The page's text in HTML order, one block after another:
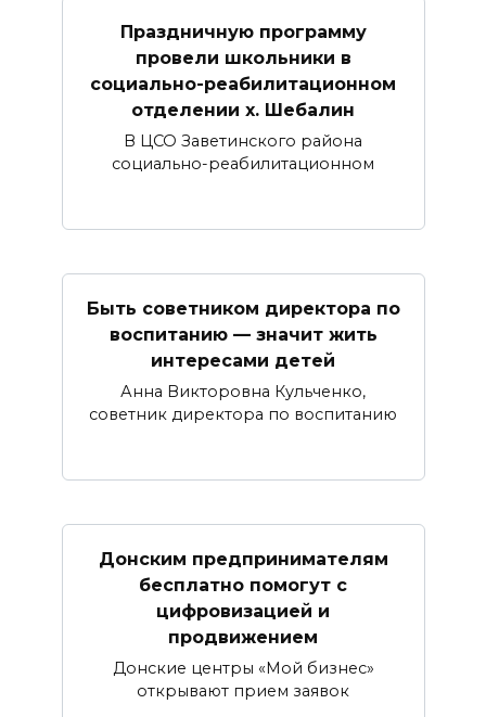
Праздничную программу
провели школьники в
социально-реабилитационном
отделении х. Шебалин
В ЦСО Заветинского района
социально-реабилитационном
Быть советником директора по
воспитанию — значит жить
интересами детей
Анна Викторовна Кульченко,
советник директора по воспитанию
Донским предпринимателям
бесплатно помогут с
цифровизацией и
продвижением
Донские центры «Мой бизнес»
открывают прием заявок